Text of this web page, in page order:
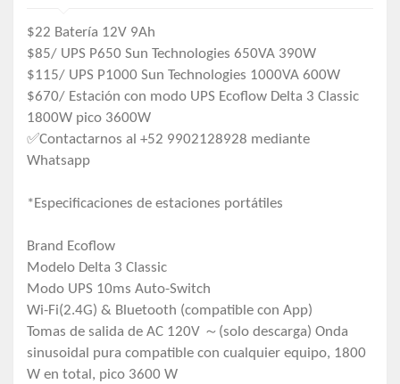
$22 Batería 12V 9Ah
$85/ UPS P650 Sun Technologies 650VA 390W
$115/ UPS P1000 Sun Technologies 1000VA 600W
$670/ Estación con modo UPS Ecoflow Delta 3 Classic
1800W pico 3600W
✅Contactarnos al +52 9902128928 mediante
Whatsapp
*Especificaciones de estaciones portátiles
Brand Ecoflow
Modelo Delta 3 Classic
Modo UPS 10ms Auto-Switch
Wi-Fi(2.4G) & Bluetooth (compatible con App)
Tomas de salida de AC 120V ～(solo descarga) Onda
sinusoidal pura compatible con cualquier equipo, 1800
W en total, pico 3600 W